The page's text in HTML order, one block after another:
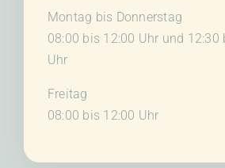
Montag bis Donnerstag
08:00 bis 12:00 Uhr und 12:30
Uhr
Freitag
08:00 bis 12:00 Uhr